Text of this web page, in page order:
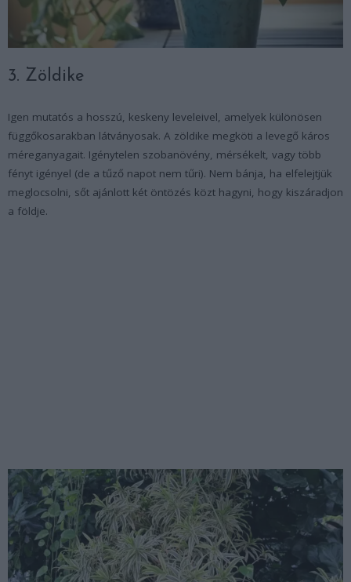
3. Zöldike
Igen mutatós a hosszú, keskeny leveleivel, amelyek különösen
függőkosarakban látványosak. A zöldike megköti a levegő káros
méreganyagait. Igénytelen szobanövény, mérsékelt, vagy több
fényt igényel (de a tűző napot nem tűri). Nem bánja, ha elfelejtjük
meglocsolni, sőt ajánlott két öntözés közt hagyni, hogy kiszáradjon
a földje.